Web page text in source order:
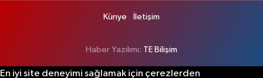
Künye İletişim
Haber Yazılımı: TE Bilişim
En iyi site deneyimi sağlamak için çerezlerden